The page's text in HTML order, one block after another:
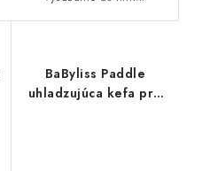
BaByliss Paddle
uhladzujúca kefa pre